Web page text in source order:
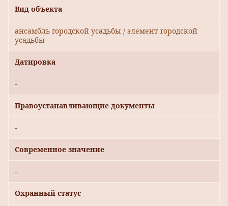
Вид объекта
ансамбль городской усадьбы / элемент городской
усадьбы
Датировка
-
Правоустанавливающие документы
-
Современное значение
-
Охранный статус